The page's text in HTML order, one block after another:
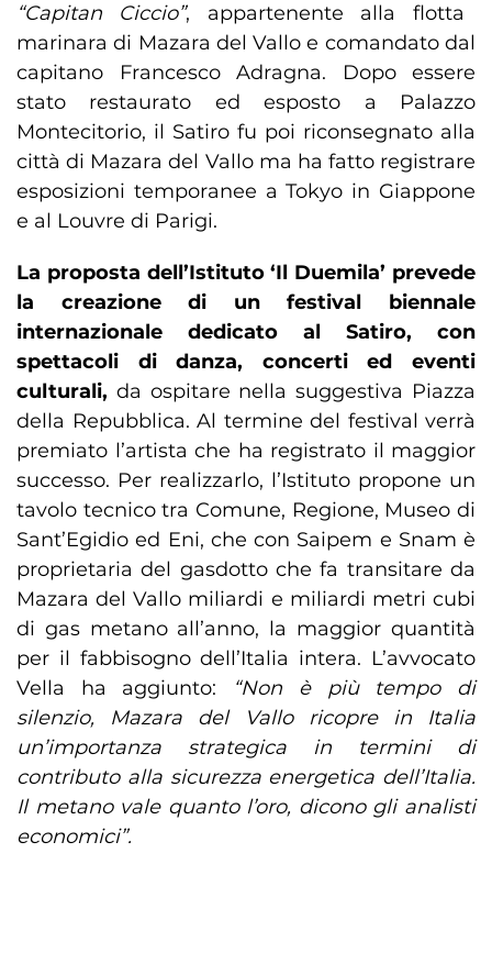
“Capitan Ciccio”, appartenente alla flotta
marinara di Mazara del Vallo e comandato dal
capitano Francesco Adragna. Dopo essere
stato restaurato ed esposto a Palazzo
Montecitorio, il Satiro fu poi riconsegnato alla
città di Mazara del Vallo ma ha fatto registrare
esposizioni temporanee a Tokyo in Giappone
e al Louvre di Parigi.
La proposta dell’Istituto ‘Il Duemila’ prevede
la creazione di un festival biennale
internazionale dedicato al Satiro, con
spettacoli di danza, concerti ed eventi
culturali, da ospitare nella suggestiva Piazza
della Repubblica. Al termine del festival verrà
premiato l’artista che ha registrato il maggior
successo. Per realizzarlo, l’Istituto propone un
tavolo tecnico tra Comune, Regione, Museo di
Sant’Egidio ed Eni, che con Saipem e Snam è
proprietaria del gasdotto che fa transitare da
Mazara del Vallo miliardi e miliardi metri cubi
di gas metano all’anno, la maggior quantità
per il fabbisogno dell’Italia intera. L’avvocato
Vella ha aggiunto: “Non è più tempo di
silenzio, Mazara del Vallo ricopre in Italia
un’importanza strategica in termini di
contributo alla sicurezza energetica dell’Italia.
Il metano vale quanto l’oro, dicono gli analisti
economici”.